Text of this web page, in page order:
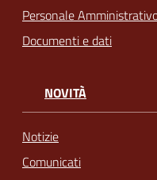
Personale
Documenti e dati
NOVITÀ
Notizie
Comunicati